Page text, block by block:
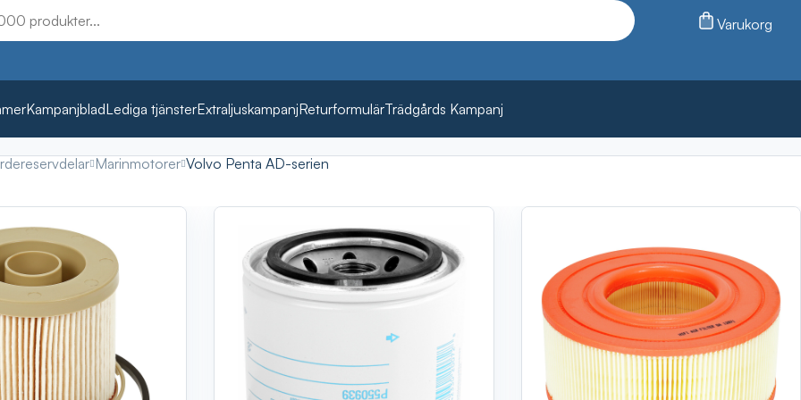
Varukorg
KampanjbladLediga tjänsterExtraljuskampanjReturformulärTrädgårds Kampanj
Marinmotorer Volvo Penta AD-serien